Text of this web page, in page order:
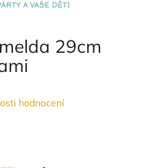
29cm
hodnocení